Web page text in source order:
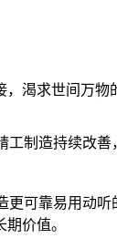
，渴求世间万物
工制造持续改
更可靠易用动
价值。